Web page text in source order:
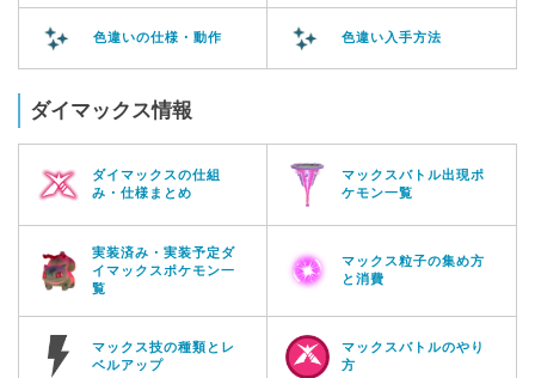
色違いの仕様・動作 色違い入手方法
ダイマックス情報
ダイマックスの仕組
み・仕様まとめ
マックスバトル出現ポ
ケモン一覧
実装済み・実装予定ダ
イマックスポケモン一
覧
マックス粒子の集め方
と消費
マックス技の種類とレ
ベルアップ
マックスバトルのやり
方